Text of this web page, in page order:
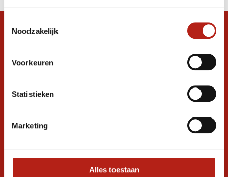
Noodzakelijk
Voorkeuren
Statistieken
Marketing
Alles toestaan
Snel antwoord op je vraag?
graag verder. 24/7
Ontvang de nieuwste aanbiedingen en
Inschrijven voor